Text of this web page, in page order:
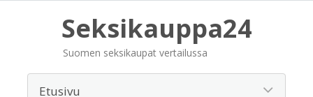
Seksikauppa24
Suomen seksikaupat vertailussa